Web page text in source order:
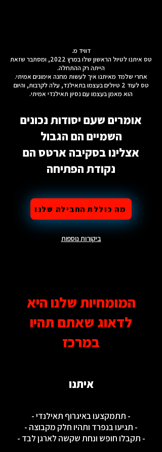
דוויד מ.
טס איתנו לטיול הראשון שלו במרץ 2022, ומסתבר שזאת
הייתה רק ההתחלה.
אחרי שלמד מאיתנו איך לעשות מחנה אימונים אמיתי.
טס לעוד 2 טיולים בעצמו בתאילנד, עלה לקרבות, והיום
הוא מאמן בעצמו עם נסיון תאילנדי אמיתי.
אומרים שעם יסודות נכונים
השמיים הם הגבול
אצלינו בסקיבה ארטס הם
נקודת הפתיחה
מה כוללת החבילה שלנו
ביקורות נוספות
המומחיות שלנו היא
לדאוג שאתם תהיו
במרכז
איתנו
- תתמקצעו באיגרוף תאילנדי -
- תגיעו בנפרד ותהיו חלק מקבוצה -
- תקבלו חופש ונחת שקשה לארגן לבד -